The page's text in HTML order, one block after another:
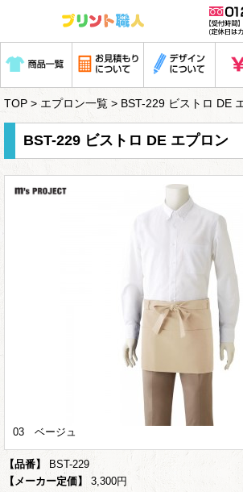
TOP > エプロン一覧 > BST-229 ビストロ DE
BST-229 ビストロ DE エプロン
03 ベージュ
【品番】
BST-229
【メーカー定価】
3,300円